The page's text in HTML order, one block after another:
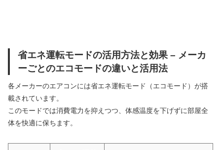
省エネ運転モードの活用方法と効果 – メーカ
ーごとのエコモードの違いと活用法
各メーカーのエアコンには省エネ運転モード（エコモード）が搭
載されています。
このモードでは消費電力を抑えつつ、体感温度を下げずに部屋全
体を快適に保ちます。